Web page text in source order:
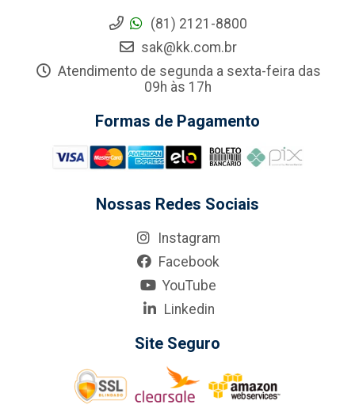
(81) 2121-8800
sak@kk.com.br
Atendimento de segunda a sexta-feira das
09h às 17h
Formas de Pagamento
Nossas Redes Sociais
Instagram
Facebook
YouTube
Linkedin
Site Seguro